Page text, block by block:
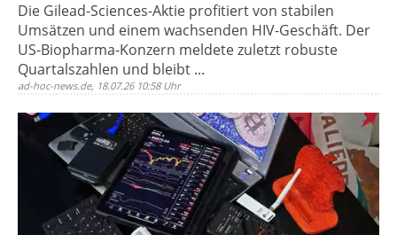
Die Gilead-Sciences-Aktie profitiert von stabilen
Umsätzen und einem wachsenden HIV-Geschäft. Der
US-Biopharma-Konzern meldete zuletzt robuste
Quartalszahlen und bleibt ...
ad-hoc-news.de, 18.07.26 10:58 Uhr